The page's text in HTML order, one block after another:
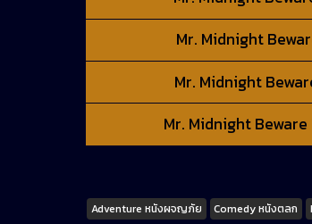
Mr. Midnight
Mr. Midnight
Mr. Midnight Beware
Tags
Adventure หนังผจญภัย Comedy หนังตลก